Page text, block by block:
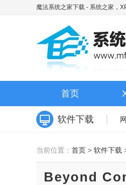
魔法系统之家下载 - 系统之家，
首页
软件下载
当前位置： 首页 > 软件下载
Beyond